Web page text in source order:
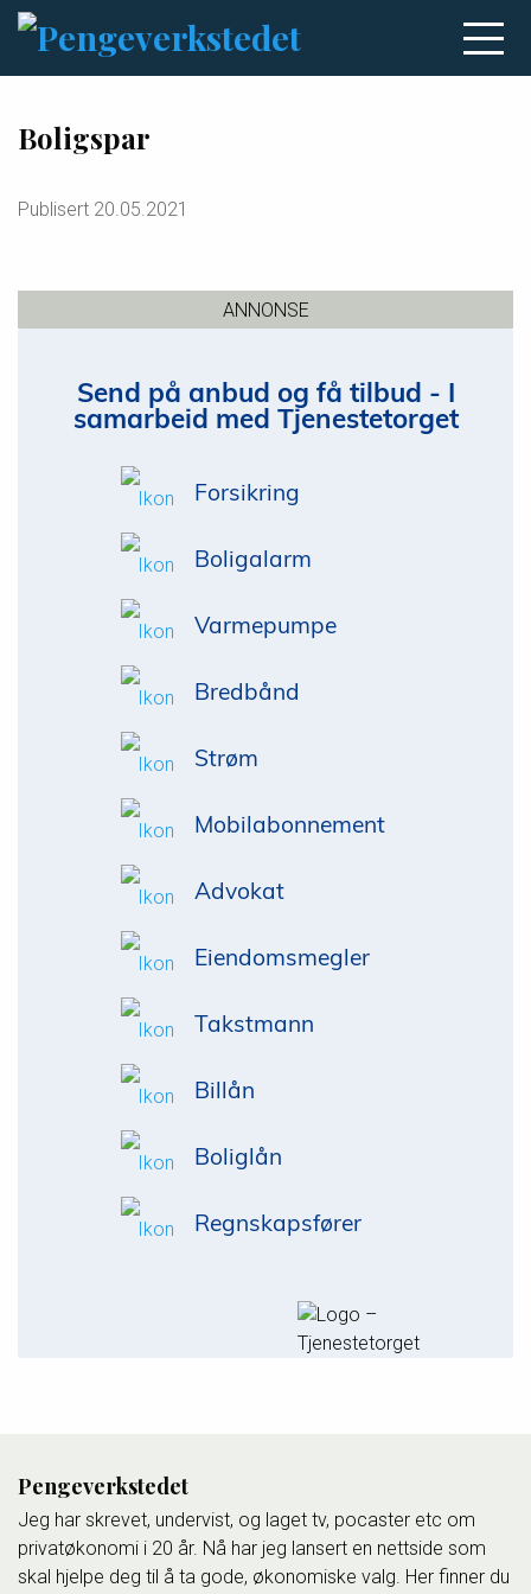
Boligspar
Publisert 20.05.2021
ANNONSE
Send på anbud og få tilbud - I
samarbeid med Tjenestetorget
Forsikring
Boligalarm
Varmepumpe
Bredbånd
Strøm
Mobilabonnement
Advokat
Eiendomsmegler
Takstmann
Billån
Boliglån
Regnskapsfører
Pengeverkstedet
Jeg har skrevet, undervist, og laget tv, pocaster etc om
privatøkonomi i 20 år. Nå har jeg lansert en nettside som
skal hjelpe deg til å ta gode, økonomiske valg. Her finner du